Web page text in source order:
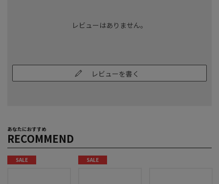
レビューはありません。
レビューを書く
あなたにおすすめ
RECOMMEND
SALE SALE